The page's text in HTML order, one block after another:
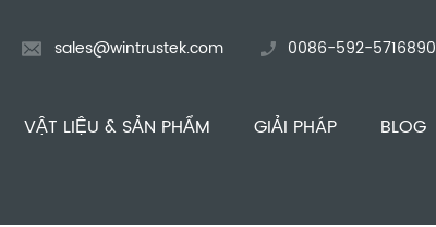
sales@wintrustek.com 0086-592-5716890
VẬT LIỆU & SẢN PHẨM GIẢI PHÁP BLOG